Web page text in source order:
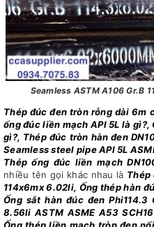
Seamless ASTM A106 Gr.B
Thép đúc đen tròn rỗng dài 6m
ống đúc liền mạch API 5L là gì?,
gì?, Thép đúc tròn hàn đen
Seamless steel pipe API 5L
Thép ống đúc liền mạch
nhiều tên gọi khác nhau là Thép
114x6mx 6.02li, Ống thép hàn
Ống sắt hàn đúc đen
8.56li ASTM ASME A53